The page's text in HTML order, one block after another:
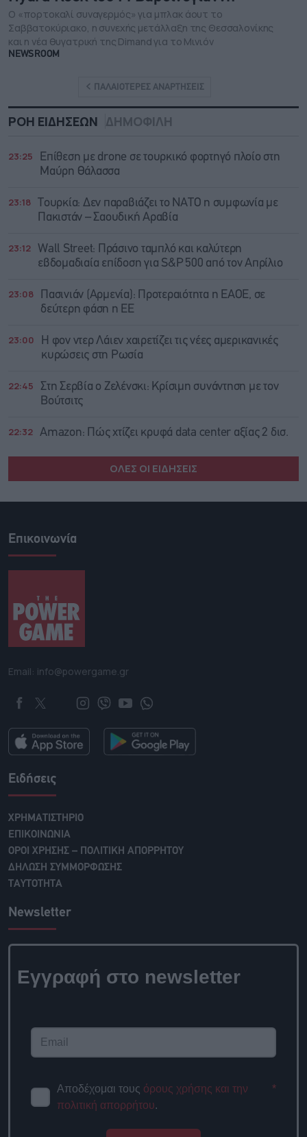
Ο «πορτοκαλί συναγερμός» για μπλακ άουτ το
Σαββατοκύριακο, η συνεχής μετάλλαξη της Θεσσαλονίκης
και η νέα θυγατρική της Dimand για το Μινιόν
NEWSROOM
ΠΑΛΑΙΟΤΕΡΕΣ ΑΝΑΡΤΗΣΕΙΣ
ΡΟΗ ΕΙΔΗΣΕΩΝ ΔΗΜΟΦΙΛΗ
23:25
Επίθεση με drone σε τουρκικό φορτηγό πλοίο στη
Μαύρη Θάλασσα
23:18
Τουρκία: Δεν παραβιάζει το ΝΑΤΟ η συμφωνία με
Πακιστάν – Σαουδική Αραβία
23:12
Wall Street: Πράσινο ταμπλό και καλύτερη
εβδομαδιαία επίδοση για S&P 500 από τον Απρίλιο
23:08
Πασινιάν (Αρμενία): Προτεραιότητα η ΕΑΟΕ, σε
δεύτερη φάση η ΕΕ
23:00
Η φον ντερ Λάιεν χαιρετίζει τις νέες αμερικανικές
κυρώσεις στη Ρωσία
22:45
Στη Σερβία ο Ζελένσκι: Κρίσιμη συνάντηση με τον
Βούτσιτς
22:32 Amazon: Πώς χτίζει κρυφά data center αξίας 2 δισ.
ΟΛΕΣ ΟΙ ΕΙΔΗΣΕΙΣ
Επικοινωνία
Email: info@powergame.gr
Ειδήσεις
ΧΡΗΜΑΤΙΣΤΗΡΙΟ
ΕΠΙΚΟΙΝΩΝΙΑ
ΟΡΟΙ ΧΡΗΣΗΣ – ΠΟΛΙΤΙΚΗ ΑΠΟΡΡΗΤΟΥ
ΔΗΛΩΣΗ ΣΥΜΜΟΡΦΩΣΗΣ
ΤΑΥΤΟΤΗΤΑ
Newsletter
Εγγραφή στο newsletter
Αποδέχομαι τους όρους χρήσης και την
πολιτική απορρήτου.
*